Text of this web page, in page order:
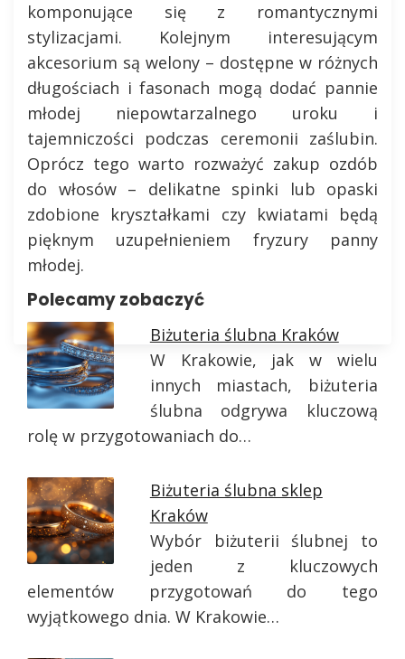
komponujące się z romantycznymi
stylizacjami. Kolejnym interesującym
akcesorium są welony – dostępne w różnych
długościach i fasonach mogą dodać pannie
młodej niepowtarzalnego uroku i
tajemniczości podczas ceremonii zaślubin.
Oprócz tego warto rozważyć zakup ozdób
do włosów – delikatne spinki lub opaski
zdobione kryształkami czy kwiatami będą
pięknym uzupełnieniem fryzury panny
młodej.
Polecamy zobaczyć
Biżuteria ślubna Kraków
W Krakowie, jak w wielu
innych miastach, biżuteria
ślubna odgrywa kluczową
rolę w przygotowaniach do…
Biżuteria ślubna sklep
Kraków
Wybór biżuterii ślubnej to
jeden z kluczowych
elementów przygotowań do tego
wyjątkowego dnia. W Krakowie…